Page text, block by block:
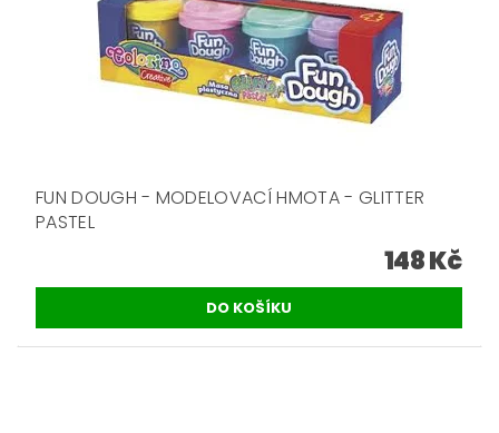
FUN DOUGH - MODELOVACÍ HMOTA - GLITTER
PASTEL
148 Kč